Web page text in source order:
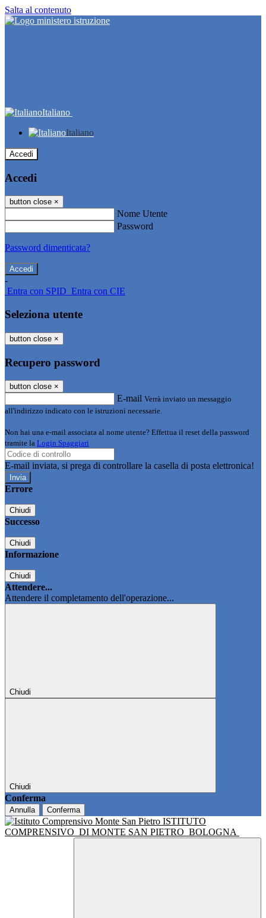
Salta al contenuto
Italiano
Italiano
Accedi
Accedi
button close ×
Nome Utente
Password
Password dimenticata?
-
Entra con SPID Entra con CIE
Seleziona utente
button close ×
Recupero password
button close ×
E-mail Verrà inviato un messaggio
all'indirizzo indicato con le istruzioni necessarie.
Non hai una e-mail associata al nome utente? Effettua il reset della password
tramite la Login Spaggiari
E-mail inviata, si prega di controllare la casella di posta elettronica!
Errore
Chiudi
Successo
Chiudi
Informazione
Chiudi
Attendere...
Attendere il completamento dell'operazione...
Chiudi
Chiudi
Conferma
Annulla Conferma
ISTITUTO
COMPRENSIVO DI MONTE SAN PIETRO BOLOGNA